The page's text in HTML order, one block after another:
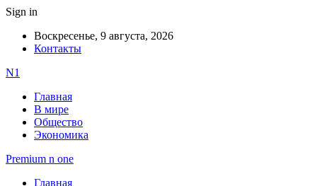
Sign in
Воскресенье, 9 августа, 2026
Контакты
N1
Главная
В мире
Общество
Экономика
Premium n one
Главная